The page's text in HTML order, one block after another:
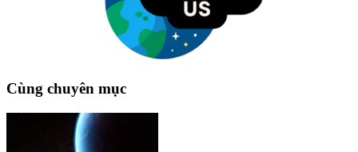
Cùng chuyên mục